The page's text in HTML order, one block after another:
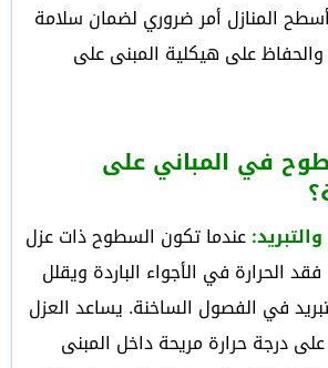
المنازل أمر ضروري لضمان سلامة
على هيكلية المبنى على
في المباني على
؟
عندما تكون السطوح ذات عزل
الحرارة في الأجواء الباردة ويقلل
في الفصول الساخنة. يساعد العزل
درجة حرارة مريحة داخل المبنى